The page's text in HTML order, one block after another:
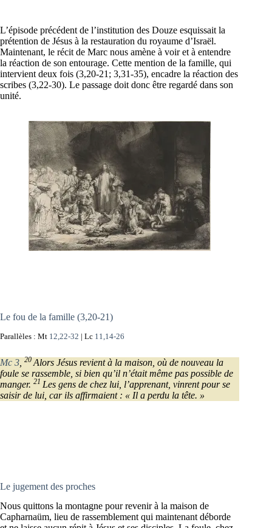
L’épisode précédent de l’institution des Douze esquissait la
prétention de Jésus à la restauration du royaume d’Israël.
Maintenant, le récit de Marc nous amène à voir et à entendre
la réaction de son entourage. Cette mention de la famille, qui
intervient deux fois (3,20-21; 3,31-35), encadre la réaction des
scribes (3,22-30). Le passage doit donc être regardé dans son
unité.
Le fou de la famille (3,20-21)
Parallèles : Mt 12,22-32 | Lc 11,14-26
Mc 3 20Alors Jésus revient à la maison, où de nouveau la
foule se rassemble, si bien qu’il n’était même pas possible de
manger. 21 Les gens de chez lui, l’apprenant, vinrent pour se
saisir de lui, car ils affirmaient : « Il a perdu la tête. »
Le jugement des proches
Nous quittons la montagne pour revenir à la maison de
Capharnaüm, lieu de rassemblement qui maintenant déborde